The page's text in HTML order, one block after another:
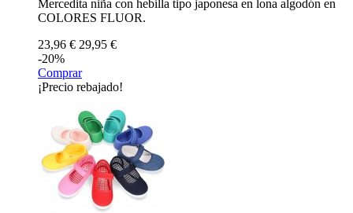
Mercedita niña con hebilla tipo japonesa en lona algodón en
COLORES FLUOR.
23,96 € 29,95 €
-20%
Comprar
¡Precio rebajado!